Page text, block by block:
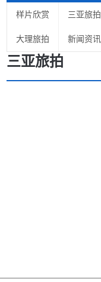
样片欣赏 三亚旅拍
大理旅拍 新闻资讯
三亚旅拍